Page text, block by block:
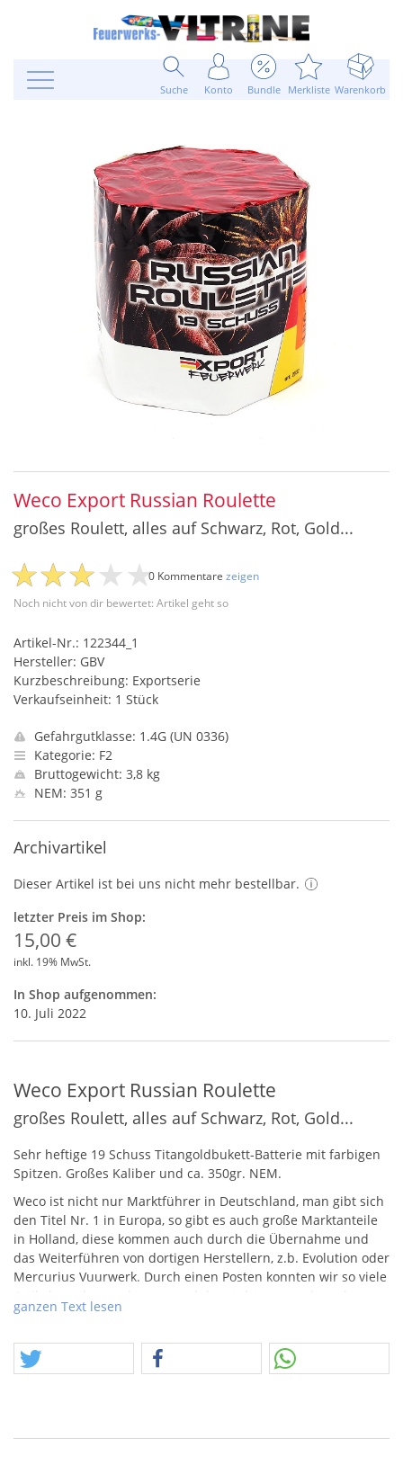
Suche Konto Bundle Merkliste Warenkorb
Weco Export Russian Roulette
großes Roulett, alles auf Schwarz, Rot, Gold...
Noch nicht von dir bewertet: Artikel geht so
0 Kommentare zeigen
Artikel-Nr.: 122344_1
Hersteller: GBV
Kurzbeschreibung: Exportserie
Verkaufseinheit: 1 Stück
Gefahrgutklasse: 1.4G (UN 0336)
Kategorie: F2
Bruttogewicht: 3,8 kg
NEM: 351 g
Archivartikel
Dieser Artikel ist bei uns nicht mehr bestellbar.
letzter Preis im Shop:
15,00 €
inkl. 19% MwSt.
In Shop aufgenommen:
10. Juli 2022
Weco Export Russian Roulette
großes Roulett, alles auf Schwarz, Rot, Gold...
Sehr heftige 19 Schuss Titangoldbukett-Batterie mit farbigen
Spitzen. Großes Kaliber und ca. 350gr. NEM.
Weco ist nicht nur Marktführer in Deutschland, man gibt sich
den Titel Nr. 1 in Europa, so gibt es auch große Marktanteile
in Holland, diese kommen auch durch die Übernahme und
das Weiterführen von dortigen Herstellern, z.b. Evolution oder
Mercurius Vuurwerk. Durch einen Posten konnten wir so viele
bevor, wenn ihr möchtet. Achtung, dieser Artikel kann einen
Bombettenrohrabdeckung (dünnes Papier).
ganzen Text lesen